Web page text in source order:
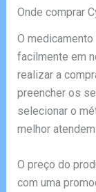
Onde comprar
O
facilmente em
realizar a
preencher os
selecionar o
melhor
O preço do
com uma